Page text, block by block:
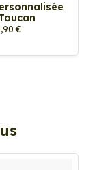
€